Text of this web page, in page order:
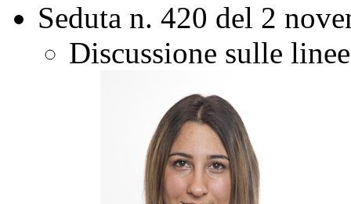
Seduta n. 420 del 2
Discussione sulle